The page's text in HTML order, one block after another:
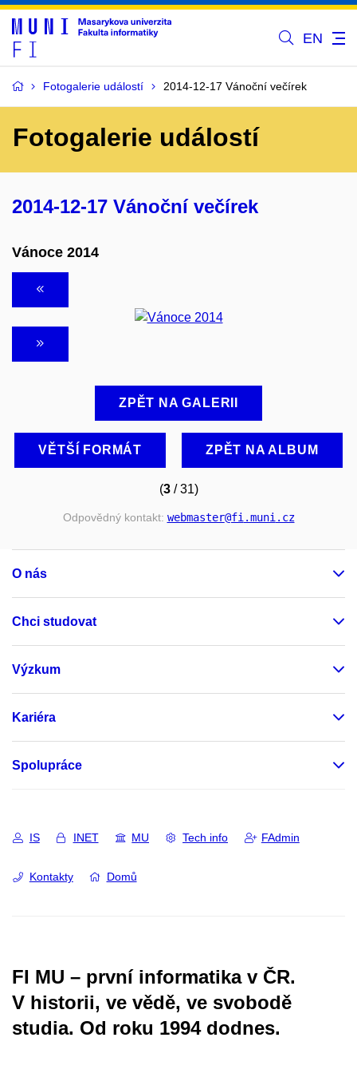
EN
Fotogalerie událostí 2014-12-17 Vánoční večírek
Fotogalerie událostí
2014-12-17 Vánoční večírek
Vánoce 2014
ZPĚT NA GALERII
VĚTŠÍ FORMÁT ZPĚT NA ALBUM
(3/ 31)
Odpovědný kontakt: webmaster@fi.muni.cz
O nás
Chci studovat
Výzkum
Kariéra
Spolupráce
IS INET MU Tech info FAdmin
Kontakty Domů
FI MU – první informatika v ČR.
V historii, ve vědě, ve svobodě
studia. Od roku 1994 dodnes.